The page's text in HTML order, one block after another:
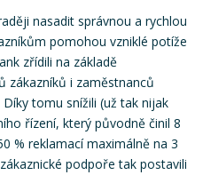
nasadit správnou a rychlou
pomohou vzniklé potíže
zřídili na základě
zákazníků i zaměstnanců
tomu snížili (už tak nijak
řízení, který původně činil 8
% reklamací maximálně na 3
podpoře tak postavili